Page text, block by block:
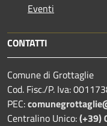
Eventi
CONTATTI
Comune di Grottaglie
Cod. Fisc./P. Iva:
PEC:
Centralino Unico:(+39)